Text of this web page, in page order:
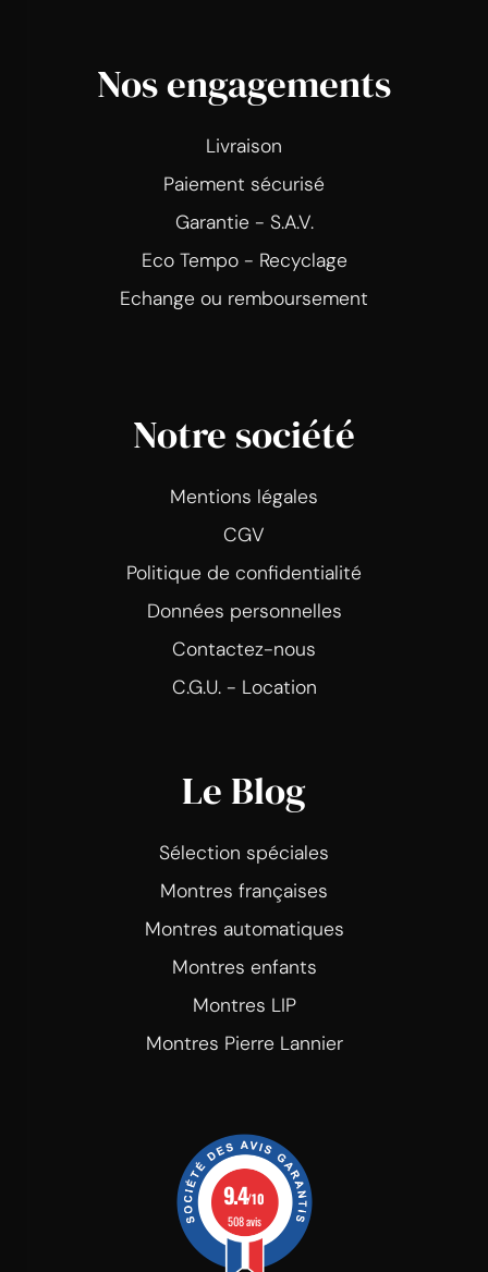
Nos engagements
Livraison
Paiement sécurisé
Garantie - S.A.V.
Eco Tempo - Recyclage
Echange ou remboursement
Notre société
Mentions légales
CGV
Politique de confidentialité
Données personnelles
Contactez-nous
C.G.U. - Location
Le Blog
Sélection spéciales
Montres françaises
Montres automatiques
Montres enfants
Montres LIP
Montres Pierre Lannier
9.4/10
508 avis